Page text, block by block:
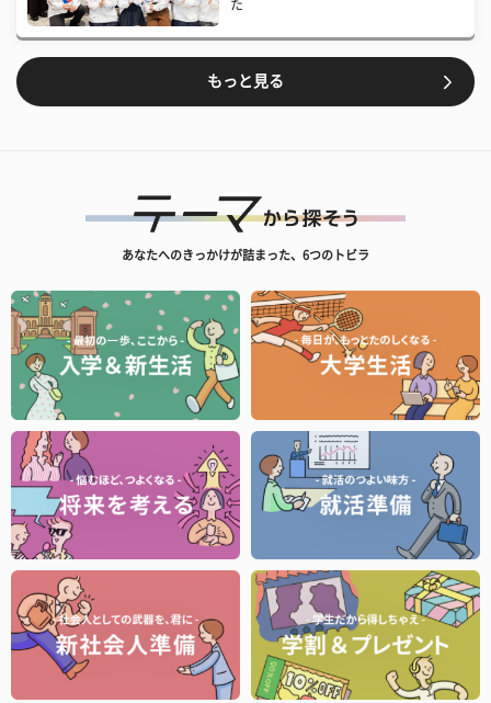
た
もっと見る
あなたへのきっかけが詰まった、6つのトビラ